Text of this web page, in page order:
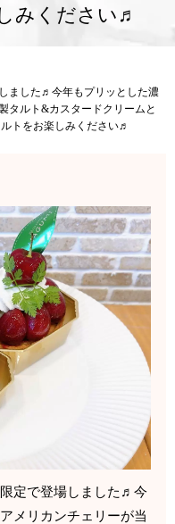
みください♬
ました♬今年もプリッとした濃
タルト&カスタードクリームと
トをお楽しみください♬
定で登場しました♬今
メリカンチェリーが当